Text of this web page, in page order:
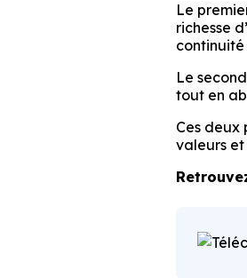
Le
richesse
continuité
Le
tout en
Ces deux
valeurs et